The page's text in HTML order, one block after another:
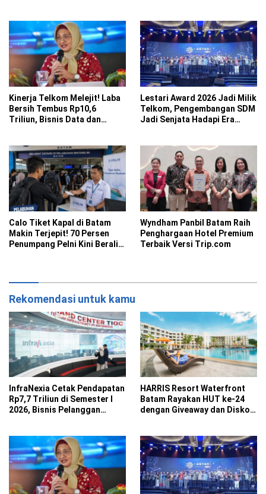
Kinerja Telkom Melejit! Laba
Bersih Tembus Rp10,6
Triliun, Bisnis Data dan
Lestari Award 2026 Jadi Milik
Telkom, Pengembangan SDM
Jadi Senjata Hadapi Era
Calo Tiket Kapal di Batam
Makin Terjepit! 70 Persen
Penumpang Pelni Kini Beralih
Wyndham Panbil Batam Raih
Penghargaan Hotel Premium
Terbaik Versi Trip.com
Rekomendasi untuk kamu
InfraNexia Cetak Pendapatan
Rp7,7 Triliun di Semester I
2026, Bisnis Pelanggan
HARRIS Resort Waterfront
Batam Rayakan HUT ke-24
dengan Giveaway dan Diskon